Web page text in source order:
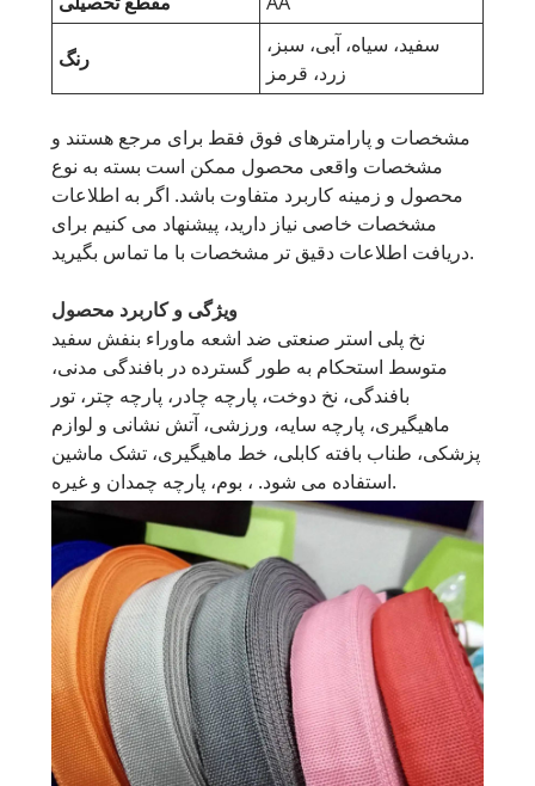
رنگ
سفید، سیاه، آبی، سبز،
زرد، قرمز
مشخصات و پارامترهای فوق فقط برای مرجع هستند و
مشخصات واقعی محصول ممکن است بسته به نوع
محصول و زمینه کاربرد متفاوت باشد. اگر به اطلاعات
مشخصات خاصی نیاز دارید، پیشنهاد می کنیم برای
دریافت اطلاعات دقیق تر مشخصات با ما تماس بگیرید.
ویژگی و کاربرد محصول
نخ پلی استر صنعتی ضد اشعه ماوراء بنفش سفید
متوسط ​​استحکام به طور گسترده در بافندگی مدنی،
بافندگی، نخ دوخت، پارچه چادر، پارچه چتر، تور
ماهیگیری، پارچه سایه، ورزشی، آتش نشانی و لوازم
پزشکی، طناب بافته کابلی، خط ماهیگیری، تشک ماشین
استفاده می شود. ، بوم، پارچه چمدان و غیره.